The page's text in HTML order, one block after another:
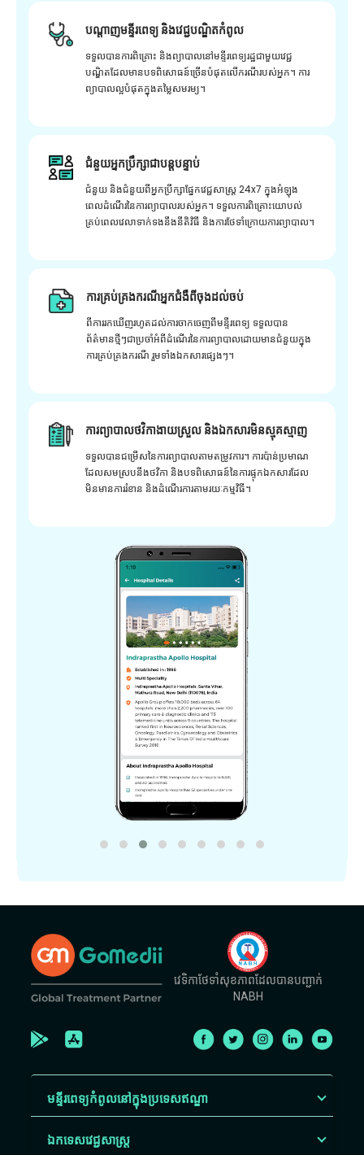
បណ្តាញមន្ទីរពេទ្យ និងវេជ្ជបណ្ឌិតកំពូល
ទទួលបានការពិគ្រោះ និងព្យាបាលនៅមន្ទីរពេទ្យរដ្ឋជាមួយវេជ្ជ
បណ្ឌិតដែលមានបទពិសោធន៍ច្រើនបំផុតលើករណីរបស់អ្នក។ ការ
ព្យាបាលល្អបំផុតក្នុងតម្លៃសមរម្យ។
ជំនួយអ្នកប្រឹក្សាជាបន្តបន្ទាប់
ជំនួយ និងជំនួយពីអ្នកប្រឹក្សាផ្នែកវេជ្ជសាស្រ្ត 24x7 ក្នុងអំឡុង
ពេលដំណើរនៃការព្យាបាលរបស់អ្នក។ ទទួលការពិគ្រោះយោបល់
គ្រប់ពេលវេលាទាក់ទងនឹងនីតិវិធី និងការថែទាំក្រោយការព្យាបាល។
ការគ្រប់គ្រងករណីអ្នកជំងឺពីចុងដល់ចប់
ពីការរកឃើញរហូតដល់ការចាកចេញពីមន្ទីរពេទ្យ ទទួលបាន
ព័ត៌មានថ្មីៗជាប្រចាំអំពីដំណើរនៃការព្យាបាលដោយមានជំនួយក្នុង
ការគ្រប់គ្រងករណី រួមទាំងឯកសារផ្សេងៗ។
ការព្យាបាលថវិកាងាយស្រួល និងឯកសារមិនស្មុគស្មាញ
ទទួលបានជម្រើសនៃការព្យាបាលតាមតម្រូវការ។ ការប៉ាន់ប្រមាណ
ដែលសមស្របនឹងថវិកា និងបទពិសោធន៍នៃការផ្ទុកឯកសារដែល
មិនមានការរំខាន និងដំណើរការតាមរយៈកម្មវិធី។
វេទិកាថែទាំសុខភាពដែលបានបញ្ជាក់
NABH
មន្ទីរពេទ្យកំពូលនៅក្នុងប្រទេសឥណ្ឌា
ឯកទេសវេជ្ជសាស្ត្រ